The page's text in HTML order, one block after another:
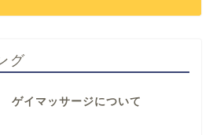
グ
ゲイマッサージについて